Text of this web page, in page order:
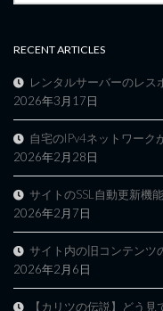
RECENT ARTICLES
レンタルサーバーのレス
2026年3月17日
自宅のIPv4ネットワーク
2026年2月28日
サイトのSSL自動更新機
2026年2月7日
サイト内の旧コンテンツ
2026年2月6日
【カリツの伝説】どう